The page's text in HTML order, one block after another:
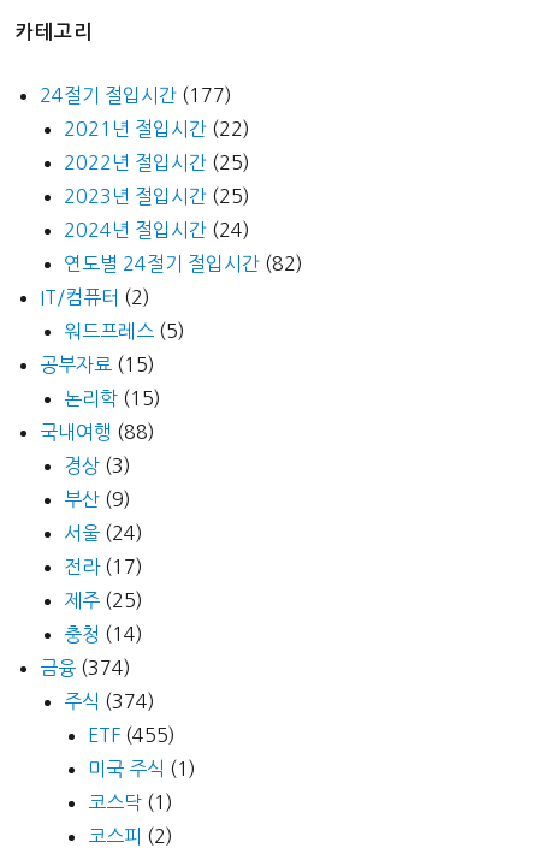
카테고리
24절기 절입시간 (177)
2021년 절입시간 (22)
2022년 절입시간 (25)
2023년 절입시간 (25)
2024년 절입시간 (24)
연도별 24절기 절입시간 (82)
IT/컴퓨터 (2)
워드프레스 (5)
공부자료 (15)
논리학 (15)
국내여행 (88)
경상 (3)
부산 (9)
서울 (24)
전라(17)
제주 (25)
충청 (14)
금융 (374)
주식 (374)
ETF (455)
미국 주식 (1)
코스닥 (1)
코스피 (2)